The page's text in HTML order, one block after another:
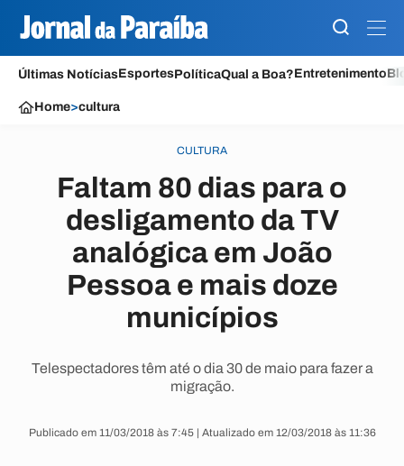
Últimas NotíciasEsportesPolíticaQual a Boa?Entretenimento
Home>cultura
CULTURA
Faltam 80 dias para o
desligamento da TV
analógica em João
Pessoa e mais doze
municípios
Telespectadores têm até o dia 30 de maio para fazer a
migração.
Publicado em 11/03/2018 às 7:45 | Atualizado em 12/03/2018 às 11:36